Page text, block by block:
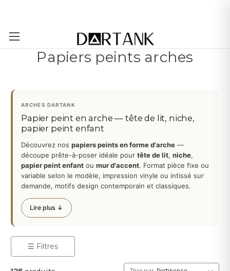
Passer au contenu principal
Papiers peints arches
ARCHES DARTANK
Papier peint en arche — tête de lit, niche,
papier peint enfant
Découvrez nos papiers peints en forme d'arche —
découpe prête-à-poser idéale pour tête de lit, niche,
papier peint enfant ou mur d'accent. Format pièce fixe ou
variable selon le modèle, impression vinyle ou intissé sur
demande, motifs design contemporain et classiques.
Lire plus ↓
☰ Filtres